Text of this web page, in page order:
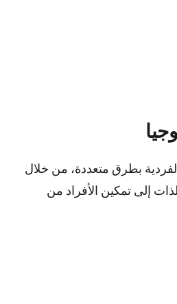
الفردية بطرق متعددة، من خلال
إلى تمكين الأفراد من